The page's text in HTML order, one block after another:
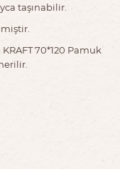
taşınabilir.
70*120 Pamuk